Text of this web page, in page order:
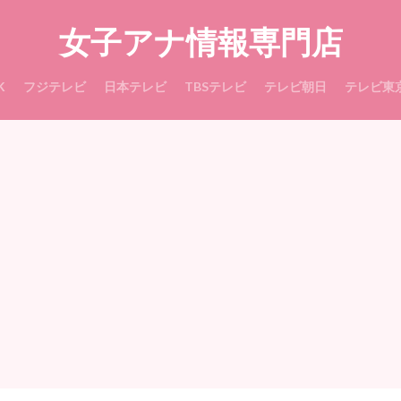
女子アナ情報専門店
フジテレビ 日本テレビ TBSテレビ テレビ朝日 テレビ東